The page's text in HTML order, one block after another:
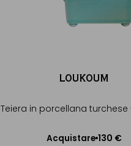
LOUKOUM
Teiera in porcellana turchese
Acquistare 130 €